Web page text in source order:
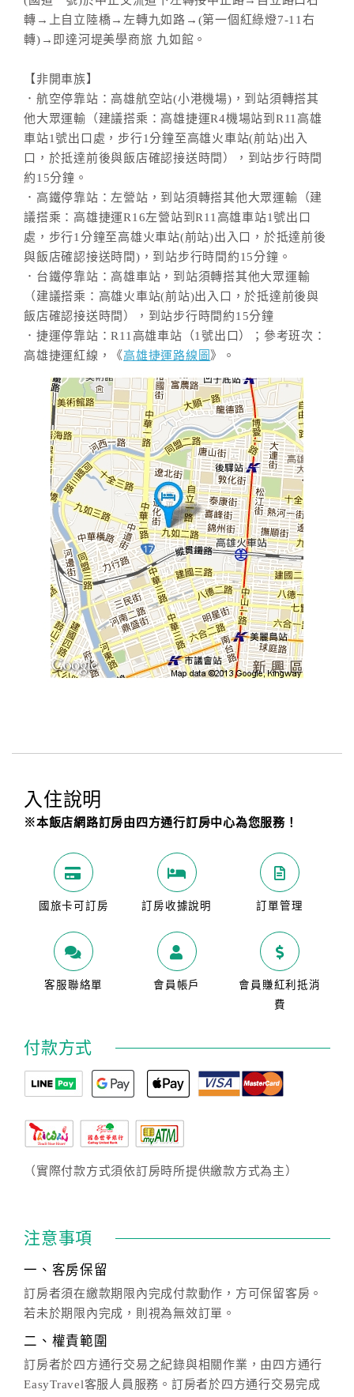
轉→上自立陸橋→左轉九如路→(第一個紅綠燈7-11右
轉)→即達河堤美學商旅 九如館。
【非開車族】
．航空停靠站：高雄航空站(小港機場)，到站須轉搭其
他大眾運輸（建議搭乘：高雄捷運R4機場站到R11高雄
車站1號出口處，步行1分鐘至高雄火車站(前站)出入
口，於抵達前後與飯店確認接送時間），到站步行時間
約15分鐘。
．高鐵停靠站：左營站，到站須轉搭其他大眾運輸（建
議搭乘：高雄捷運R16左營站到R11高雄車站1號出口
處，步行1分鐘至高雄火車站(前站)出入口，於抵達前後
與飯店確認接送時間)，到站步行時間約15分鐘。
．台鐵停靠站：高雄車站，到站須轉搭其他大眾運輸
（建議搭乘：高雄火車站(前站)出入口，於抵達前後與
飯店確認接送時間），到站步行時間約15分鐘
．捷運停靠站：R11高雄車站（1號出口）；參考班次：
高雄捷運紅線，《高雄捷運路線圖 》。
入住說明
※本飯店網路訂房由四方通行訂房中心為您服務！
國旅卡可訂房 訂房收據說明 訂單管理
客服聯絡單 會員帳戶
會員賺紅利抵消
費
付款方式
（實際付款方式須依訂房時所提供繳款方式為主）
注意事項
一、客房保留
訂房者須在繳款期限內完成付款動作，方可保留客房。
若未於期限內完成，則視為無效訂單。
二、權責範圍
訂房者於四方通行交易之紀錄與相關作業，由四方通行
EasyTravel客服人員服務。訂房者於四方通行交易完成